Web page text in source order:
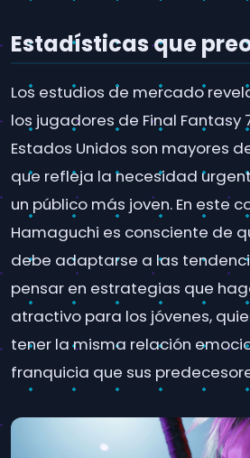
Estadísticas que
Los estudios de mercado
los jugadores de Final Fantasy
Estados Unidos son mayores
que refleja la necesidad
un público más joven. En este
Hamaguchi es consciente de
debe adaptarse a las
pensar en estrategias que
atractivo para los jóvenes,
tener la misma relación
franquicia que sus